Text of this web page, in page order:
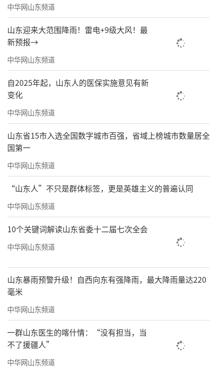
中华网山东频道
山东迎来大范围降雨！雷电+9级大风！最
新预报→
中华网山东频道
自2025年起，山东人的医保实施意见有新
变化
中华网山东频道
山东省15市入选全国数字城市百强，省域上榜城市数量居全
国第一
中华网山东频道
“山东人”不只是群体标签，更是英雄主义的普遍认同
中华网山东频道
10个关键词解读山东省委十二届七次全会
中华网山东频道
山东暴雨预警升级！自西向东有强降雨，最大降雨量达220
毫米
中华网山东频道
一群山东医生的喀什情：“没有担当，当
不了援疆人”
中华网山东频道